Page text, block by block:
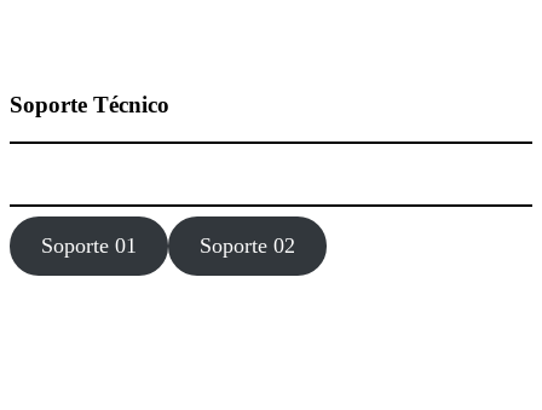
Soporte Técnico
Soporte 01 Soporte 02